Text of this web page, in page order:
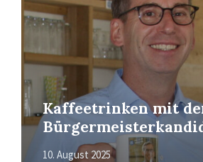
Kaffeetrinken mit
10. August 2025